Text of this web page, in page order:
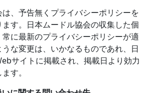
、予告無くプライバシーポリシーを
す。日本ムードル協会の収集した個
に最新のプライバシーポリシーが適
な変更は、いかなるものであれ、日
サイトに掲載され、掲載日より効力
す。